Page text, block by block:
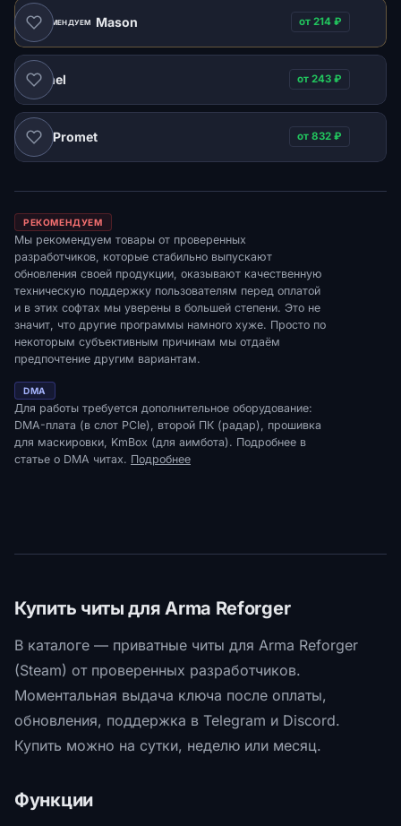
РЕКОМЕНДУЕМ Mason от 214 ₽
Xernel от 243 ₽
DMA Promet от 832 ₽
РЕКОМЕНДУЕМ
Мы рекомендуем товары от проверенных
разработчиков, которые стабильно выпускают
обновления своей продукции, оказывают качественную
техническую поддержку пользователям перед оплатой
и в этих софтах мы уверены в большей степени. Это не
значит, что другие программы намного хуже. Просто по
некоторым субъективным причинам мы отдаём
предпочтение другим вариантам.
DMA
Для работы требуется дополнительное оборудование:
DMA-плата (в слот PCIe), второй ПК (радар), прошивка
для маскировки, KmBox (для аимбота). Подробнее в
статье о DMA читах. Подробнее
Купить читы для Arma Reforger
В каталоге — приватные читы для Arma Reforger
(Steam) от проверенных разработчиков.
Моментальная выдача ключа после оплаты,
обновления, поддержка в Telegram и Discord.
Купить можно на сутки, неделю или месяц.
Функции